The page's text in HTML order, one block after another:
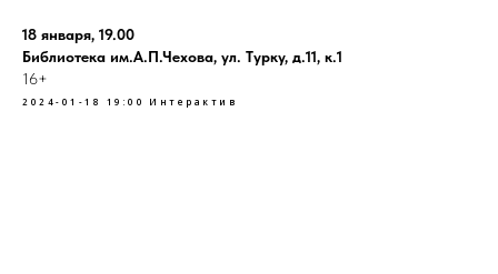
18 января, 19.00
Библиотека им.А.П.Чехова, ул. Турку, д.11, к.1
16+
2024-01-18 19:00 Интерактив